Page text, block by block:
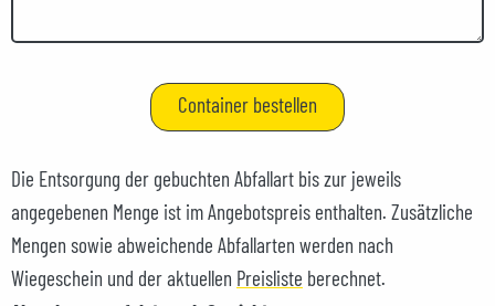
Die Entsorgung der gebuchten Abfallart bis zur jeweils
angegebenen Menge ist im Angebotspreis enthalten. Zusätzliche
Mengen sowie abweichende Abfallarten werden nach
Wiegeschein und der aktuellen Preisliste berechnet.